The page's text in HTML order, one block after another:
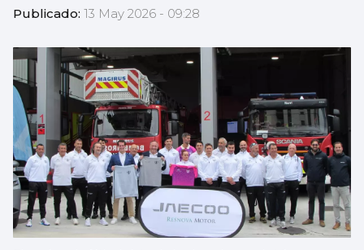
Publicado: 13 May 2026 - 09:28